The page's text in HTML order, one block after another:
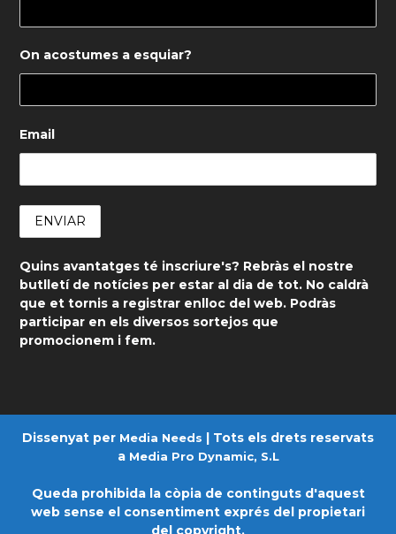
On acostumes a esquiar?
Email
Quins avantatges té inscriure's? Rebràs el nostre
butlletí de notícies per estar al dia de tot. No caldrà
que et tornis a registrar enlloc del web. Podràs
participar en els diversos sortejos que
promocionem i fem.
Dissenyat per Media Needs
| Tots els drets reservats
a Media Pro Dynamic, S.L
Queda prohibida la còpia de continguts d'aquest
web sense el consentiment exprés del propietari